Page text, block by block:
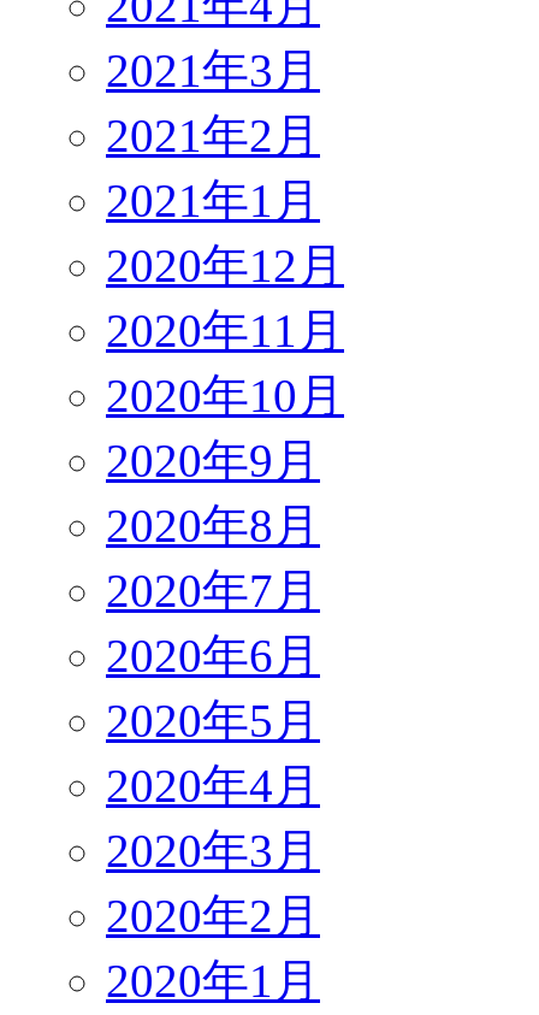
2021年3月
2021年2月
2021年1月
2020年12月
2020年11月
2020年10月
2020年9月
2020年8月
2020年7月
2020年6月
2020年5月
2020年4月
2020年3月
2020年2月
2020年1月